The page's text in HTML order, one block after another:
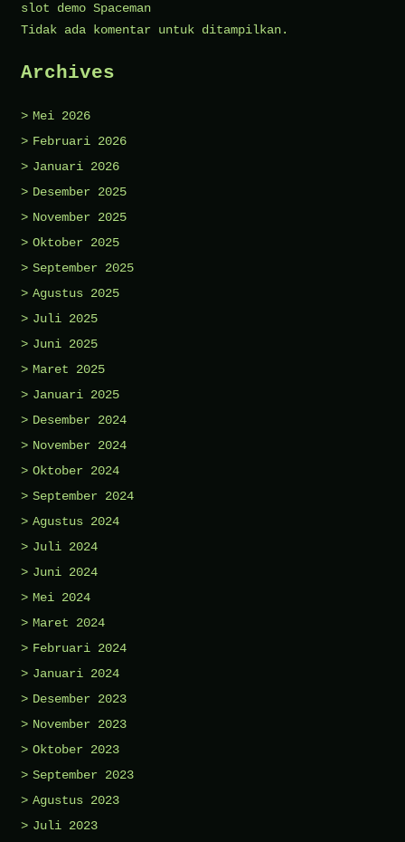
slot demo Spaceman
Tidak ada komentar untuk ditampilkan.
Archives
Mei 2026
Februari 2026
Januari 2026
Desember 2025
November 2025
Oktober 2025
September 2025
Agustus 2025
Juli 2025
Juni 2025
Maret 2025
Januari 2025
Desember 2024
November 2024
Oktober 2024
September 2024
Agustus 2024
Juli 2024
Juni 2024
Mei 2024
Maret 2024
Februari 2024
Januari 2024
Desember 2023
November 2023
Oktober 2023
September 2023
Agustus 2023
Juli 2023